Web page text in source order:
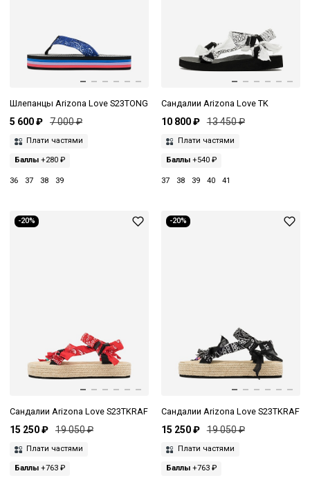
Шлепанцы Arizona Love S23TONG
5 600 ₽ 7 000 ₽
Плати частями
Баллы +280 ₽
36 37 38 39
Сандалии Arizona Love TK
10 800 ₽ 13 450 ₽
Плати частями
Баллы+540 ₽
37 38 39 40 41
-20%
Сандалии Arizona Love S23TKRAF
15 250 ₽ 19 050 ₽
Плати частями
Баллы +763 ₽
-20%
Сандалии Arizona Love S23TKRAF
15 250 ₽ 19 050 ₽
Плати частями
Баллы+763 ₽